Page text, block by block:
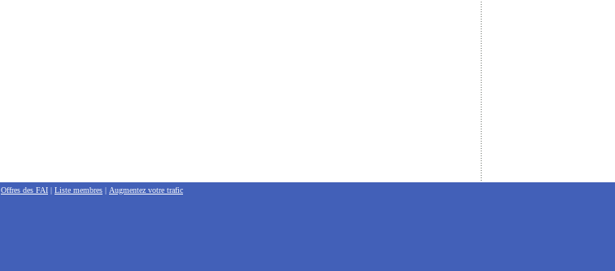
Offres des FAI | Liste membres | Augmentez votre trafic